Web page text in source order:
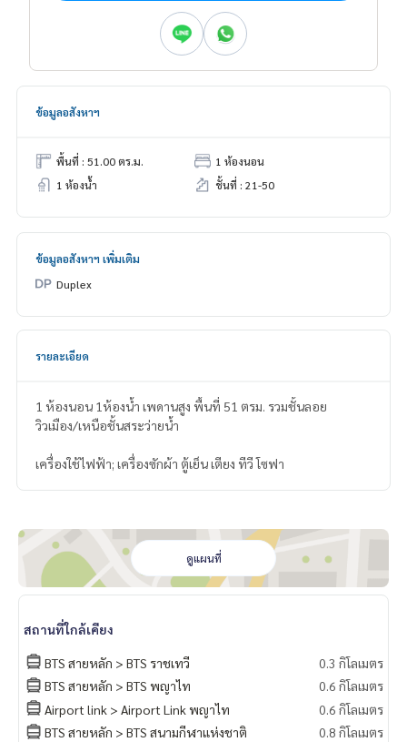
ข้อมูลอสังหาฯ
พื้นที่ : 51.00 ตร.ม.
1 ห้องนอน
1 ห้องน้ำ
ชั้นที่ : 21-50
ข้อมูลอสังหาฯ เพิ่มเติม
Duplex
รายละเอียด
1 ห้องนอน 1ห้องน้ำ เพดานสูง พื้นที่ 51 ตรม. รวมชั้นลอย
วิวเมือง/เหนือชั้นสระว่ายน้ำ
เครื่องใช้ไฟฟ้า; เครื่องซักผ้า ตู้เย็น เตียง ทีวี โซฟา
ดูแผนที่
สถานที่ใกล้เคียง
BTS สายหลัก > BTS ราชเทวี
0.3 กิโลเมตร
BTS สายหลัก > BTS พญาไท
0.6 กิโลเมตร
Airport link > Airport Link พญาไท
0.6 กิโลเมตร
BTS สายหลัก > BTS สนามกีฬาแห่งชาติ
0.8 กิโลเมตร